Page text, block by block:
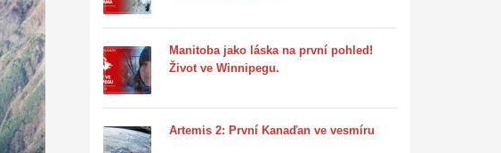
Manitoba jako láska na první pohled!
Život ve Winnipegu.
Artemis 2: První Kanaďan ve vesmíru